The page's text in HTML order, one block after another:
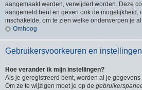
aangemaakt werden, verwijdert worden. Deze
aangemeld bent en geven ook de mogelijkheid,
inschakelde, om te zien welke onderwerpen je
Omhoog
Gebruikersvoorkeuren en instellingen
Hoe verander ik mijn instellingen?
Als je geregistreerd bent, worden al je
Om ze te wijzigen moet je op de